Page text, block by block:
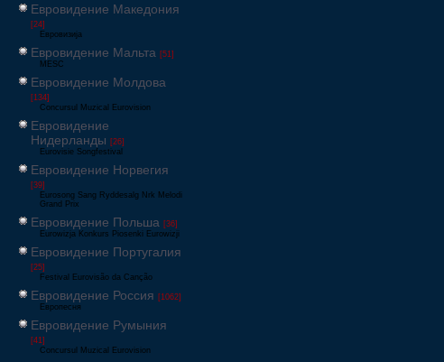
Евровидение Македония
[24]
Евровизија
Евровидение Мальта [51]
MESC
Евровидение Молдова
[134]
Concursul Muzical Eurovision
Евровидение
Нидерланды [26]
Eurovisie Songfestival
Евровидение Норвегия
[39]
Eurosong Sang Ryddesalg Nrk Melodi
Grand Prix
Евровидение Польша [36]
Eurowizja Konkurs Piosenki Eurowizji
Евровидение Португалия
[25]
Festival Eurovisão da Canção
Евровидение Россия [1062]
Европесня
Евровидение Румыния
[41]
Concursul Muzical Eurovision